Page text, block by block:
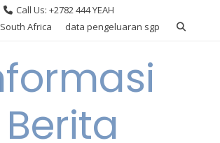
Call Us: +2782 444 YEAH
Africa
data pengeluaran sgp
Berita